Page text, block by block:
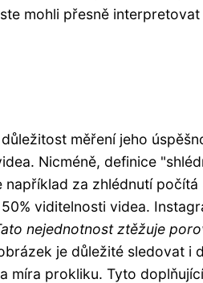
mohli přesně
měření jeho
Nicméně, definice
za zhlédnutí počítá
viditelnosti videa.
nejednotnost ztěžuje
je důležité sledovat i
míra prokliku. Tyto